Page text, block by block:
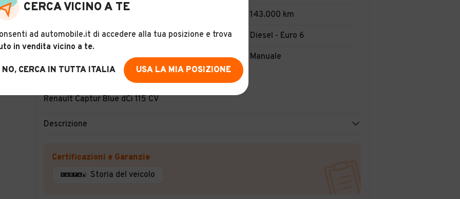
Renault Captur Blue dCi 115 CV
143.000 km
Diesel - Euro 6
Manuale
Descrizione
Certificazioni e Garanzie
Storia del veicolo
CERCA VICINO A TE
ad automobile.it di accedere alla tua posizione e trova
in vendita vicino a te.
NO, CERCA IN TUTTA ITALIA USA LA MIA POSIZIONE